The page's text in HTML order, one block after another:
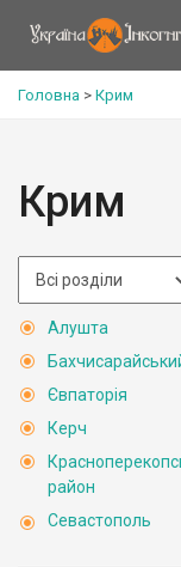
Головна > Крим
Крим
Алушта
Євпаторія
Керч
район
Севастополь